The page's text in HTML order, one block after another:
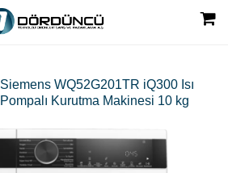
Siemens WQ52G201TR iQ300 Isı
Pompalı Kurutma Makinesi 10 kg